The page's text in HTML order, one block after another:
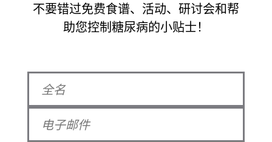
不要错过免费食谱、活动、研讨会和帮
助您控制糖尿病的小贴士！